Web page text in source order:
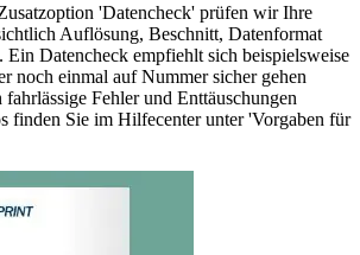
'Datencheck' prüfen wir Ihre
Auflösung, Beschnitt, Datenformat
Ein Datencheck empfiehlt sich beispielsweise
noch einmal auf Nummer sicher gehen
Fehler und Enttäuschungen
finden Sie im Hilfecenter unter 'Vorgaben für